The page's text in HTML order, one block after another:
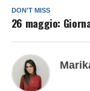
DON'T MISS
26 maggio: